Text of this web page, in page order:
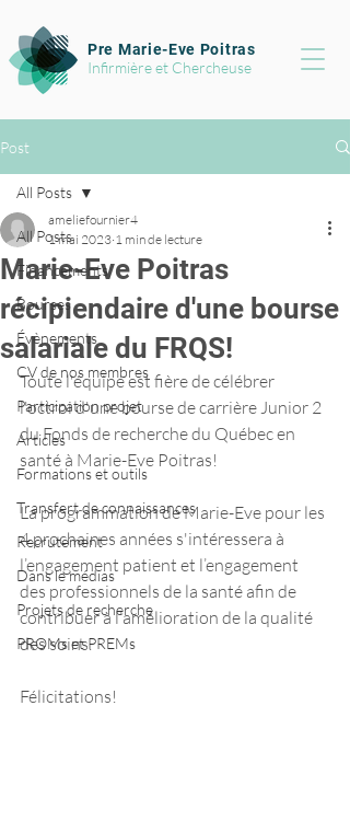
Pre Marie-Eve Poitras
Infirmière et Chercheuse
Post
All Posts
Financements
Bourses
Évènements
CV de nos membres
Participation projet
Articles
Formations et outils
Transfert de connaissances
Recrutement
Dans le médias
Projets de recherche
PROMs et PREMs
All Posts
Marie-Eve Poitras
récipiendaire d'une bourse
salariale du FRQS!
ameliefournier4
1 mai 2023 1 min de lecture
Toute l'équipe est fière de célébrer
l'octroi d'une bourse de carrière Junior 2
du Fonds de recherche du Québec en
santé à Marie-Eve Poitras!
La programmation de Marie-Eve pour les
4 prochaines années s'intéressera à
l’engagement patient et l’engagement
des professionnels de la santé afin de
contribuer à l’amélioration de la qualité
des soins.
Félicitations!